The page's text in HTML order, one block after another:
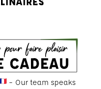
– Our team speaks